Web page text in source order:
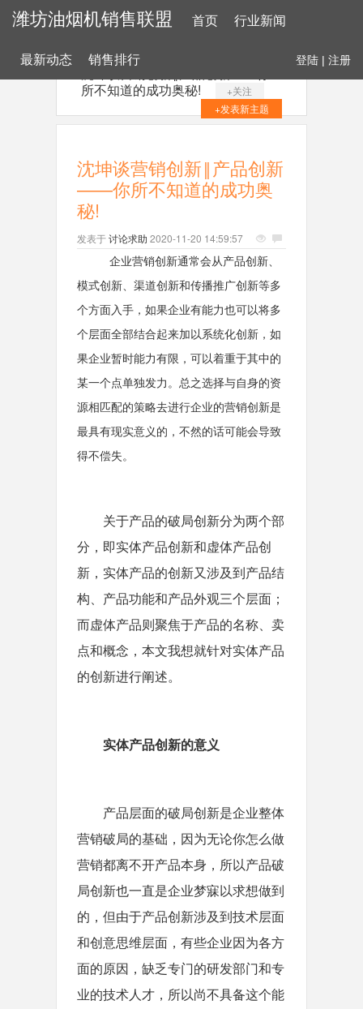
潍坊油烟机销售联盟 首页 行业新闻
最新动态 销售排行 登陆 | 注册
所不知道的成功奥秘!
+关注
+发表新主题
沈坤谈营销创新‖产品创新
——你所不知道的成功奥
秘!
发表于讨论求助 2020-11-20 14:59:57
企业营销创新通常会从产品创新、
模式创新、渠道创新和传播推广创新等多
个方面入手，如果企业有能力也可以将多
个层面全部结合起来加以系统化创新，如
果企业暂时能力有限，可以着重于其中的
某一个点单独发力。总之选择与自身的资
源相匹配的策略去进行企业的营销创新是
最具有现实意义的，不然的话可能会导致
得不偿失。
关于产品的破局创新分为两个部
分，即实体产品创新和虚体产品创
新，实体产品的创新又涉及到产品结
构、产品功能和产品外观三个层面；
而虚体产品则聚焦于产品的名称、卖
点和概念，本文我想就针对实体产品
的创新进行阐述。
实体产品创新的意义
产品层面的破局创新是企业整体
营销破局的基础，因为无论你怎么做
营销都离不开产品本身，所以产品破
局创新也一直是企业梦寐以求想做到
的，但由于产品创新涉及到技术层面
和创意思维层面，有些企业因为各方
面的原因，缺乏专门的研发部门和专
业的技术人才，所以尚不具备这个能